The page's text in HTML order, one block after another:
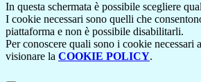
In questa schermata è possibile scegliere
I cookie necessari sono quelli che
piattaforma e non è possibile disabilitarli.
Per conoscere quali sono i cookie necessari
visionare la COOKIE POLICY.